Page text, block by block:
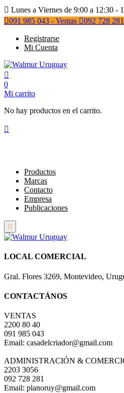
Lunes a Viernes de 9:00 a 12:30 -
091 985 043 - Ventas
092 728
Registrarse
Mi Cuenta
0
Mi carrito
No hay productos en el carrito.
Productos
Marcas
Contacto
Empresa
Publicaciones
LOCAL COMERCIAL
Gral. Flores 3269, Montevideo,
CONTACTÁNOS
VENTAS
2200 80 40
091 985 043
Email: casadelcriador@gmail.com
ADMINISTRACIÓN &
2203 3056
092 728 281
Email: planoruy@gmail.com